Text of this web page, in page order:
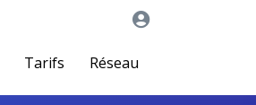
Tarifs Réseau